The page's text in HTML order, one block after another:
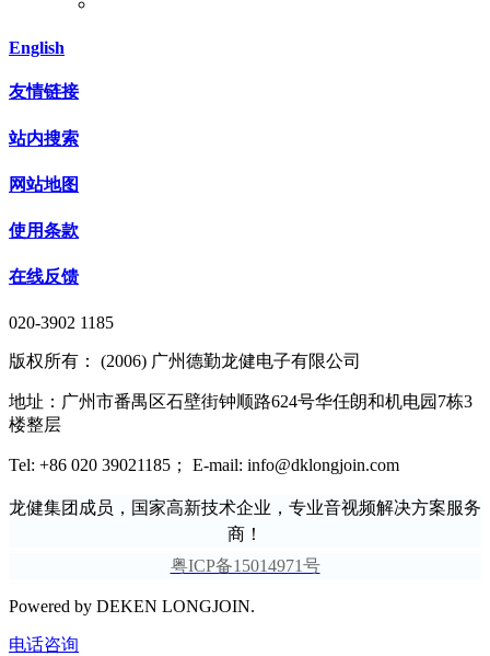
English
友情链接
站内搜索
网站地图
使用条款
在线反馈
020-3902 1185
版权所有： (2006) 广州德勤龙健电子有限公司
地址：广州市番禺区石壁街钟顺路624号华任朗和机电园7栋3
楼整层
Tel: +86 020 39021185； E-mail: info@dklongjoin.com
龙健集团成员，国家高新技术企业，专业音视频解决方案服务
商！
粤ICP备15014971号
Powered by DEKEN LONGJOIN.
电话咨询